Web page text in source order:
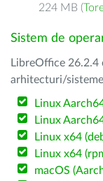
224 MB (
Sistem de
LibreOffice
arhitecturi/
Linux
Linux
Linux x64
Linux x64
macOS